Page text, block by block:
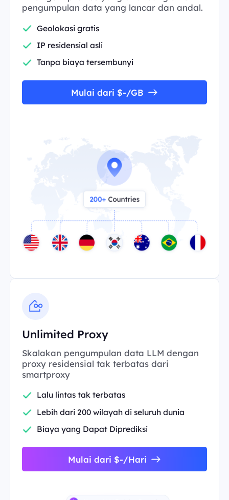
pengumpulan data yang lancar dan andal.
Geolokasi gratis
IP residensial asli
Tanpa biaya tersembunyi
Mulai dari $-/GB
Unlimited Proxy
Skalakan pengumpulan data LLM dengan
proxy residensial tak terbatas dari
smartproxy
Lalu lintas tak terbatas
Lebih dari 200 wilayah di seluruh dunia
Biaya yang Dapat Diprediksi
Mulai dari $-/Hari